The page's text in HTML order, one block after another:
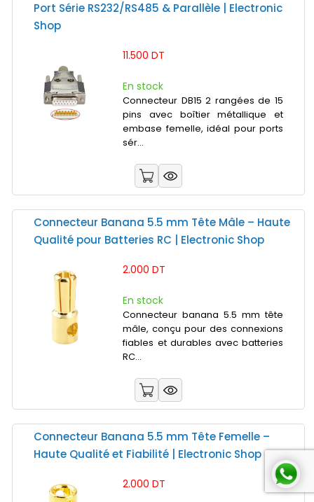
Port Série RS232/RS485 & Parallèle | Electronic
Shop
11.500 DT
En stock
Connecteur DB15 2 rangées de 15
pins avec boîtier métallique et
embase femelle, idéal pour ports
sér...
Connecteur Banana 5.5 mm Tête Mâle – Haute
Qualité pour Batteries RC | Electronic Shop
2.000 DT
En stock
Connecteur banana 5.5 mm tête
mâle, conçu pour des connexions
fiables et durables avec batteries
RC...
Connecteur Banana 5.5 mm Tête Femelle –
Haute Qualité et Fiabilité | Electronic Shop
2.000 DT